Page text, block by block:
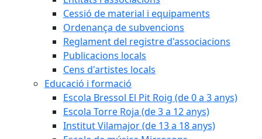
Cessió de material i equipaments
Ordenança de subvencions
Reglament del registre d'associacions
Publicacions locals
Cens d'artistes locals
Educació i formació
Escola Bressol El Pit Roig (de 0 a 3 anys)
Escola Torre Roja (de 3 a 12 anys)
Institut Vilamajor (de 13 a 18 anys)